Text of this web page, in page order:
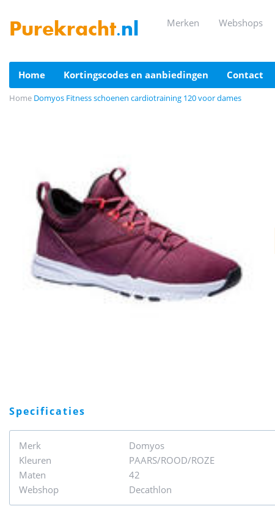
Purekracht.nl merken webshops
home kortingscodes en aanbiedingen contact
Home Domyos Fitness schoenen cardiotraining 120 voor dames
specificaties
Merk
Domyos
Kleuren
PAARS/ROOD/ROZE
Maten
42
Webshop
Decathlon